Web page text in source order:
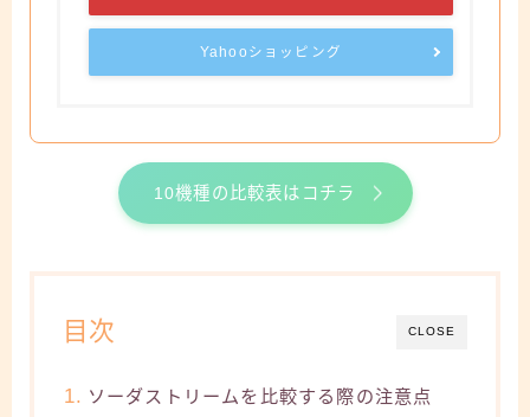
Yahooショッピング
10機種の比較表はコチラ
CLOSE
目次
ソーダストリームを比較する際の注意点